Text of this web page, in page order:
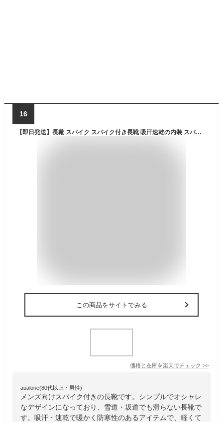
16
【即日発送】長靴 スパイク スパイク付き長靴 吸汗速乾の内装 スパイク 長靴 すべり止め 釣り 長靴 斜面用 長靴 喜多【38本のスパイクとゴムピンのコンビ】
この商品をサイトでみる
価格と在庫を楽天でチェック >>
aualone(80代以上・男性)
メンズ向けスパイク付きの長靴です。シンプルでオシャレ
なデザインになっており、雪道・坂道でも滑らない長靴で
す。吸汗・速乾で暖かく防寒性のあるアイテムで、軽くて